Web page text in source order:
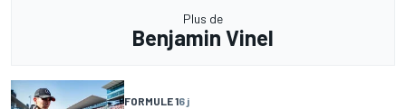
Plus de
Benjamin Vinel
FORMULE 16 j